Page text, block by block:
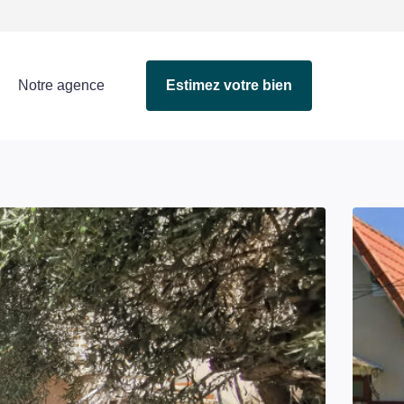
Notre agence Estimez votre bien